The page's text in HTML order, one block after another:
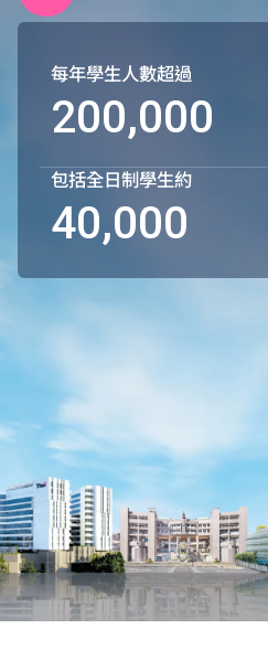
每年學生人數超過
200,000
包括全日制學生約
40,000